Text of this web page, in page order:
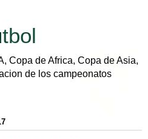
Copa de Africa, Copa de Asia,
de los campeonatos